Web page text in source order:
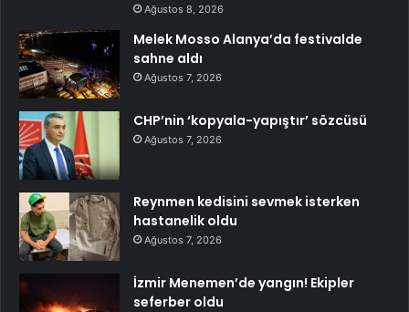
Ağustos 8, 2026
Melek Mosso Alanya’da festivalde
sahne aldı
Ağustos 7, 2026
CHP’nin ‘kopyala-yapıştır’ sözcüsü
Ağustos 7, 2026
Reynmen kedisini sevmek isterken
hastanelik oldu
Ağustos 7, 2026
İzmir Menemen’de yangın! Ekipler
seferber oldu